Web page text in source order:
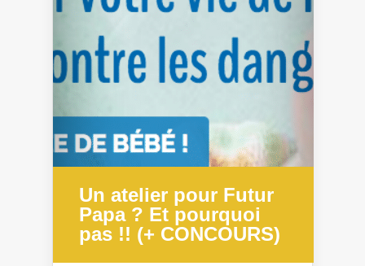
Un atelier pour Futur
Papa ? Et pourquoi
pas !! (+ CONCOURS)